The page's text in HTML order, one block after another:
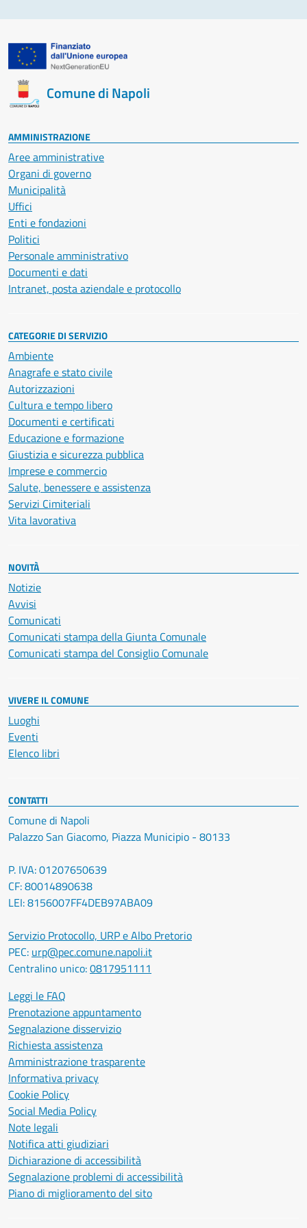
Comune di Napoli
AMMINISTRAZIONE
Aree amministrative
Organi di governo
Municipalità
Uffici
Enti e fondazioni
Politici
Personale amministrativo
Documenti e dati
Intranet, posta aziendale e protocollo
CATEGORIE DI SERVIZIO
Ambiente
Anagrafe e stato civile
Autorizzazioni
Cultura e tempo libero
Documenti e certificati
Educazione e formazione
Giustizia e sicurezza pubblica
Imprese e commercio
Salute, benessere e assistenza
Servizi Cimiteriali
Vita lavorativa
NOVITÀ
Notizie
Avvisi
Comunicati
Comunicati stampa della Giunta Comunale
Comunicati stampa del Consiglio Comunale
VIVERE IL COMUNE
Luoghi
Eventi
Elenco libri
CONTATTI
Comune di Napoli
Palazzo San Giacomo, Piazza Municipio - 80133
P. IVA: 01207650639
CF: 80014890638
LEI: 8156007FF4DEB97ABA09
Servizio Protocollo, URP e Albo Pretorio
PEC: urp@pec.comune.napoli.it
Centralino unico:0817951111
Leggi le FAQ
Prenotazione appuntamento
Segnalazione disservizio
Richiesta assistenza
Amministrazione trasparente
Informativa privacy
Cookie Policy
Social Media Policy
Note legali
Notifica atti giudiziari
Dichiarazione di accessibilità
Segnalazione problemi di accessibilità
Piano di miglioramento del sito